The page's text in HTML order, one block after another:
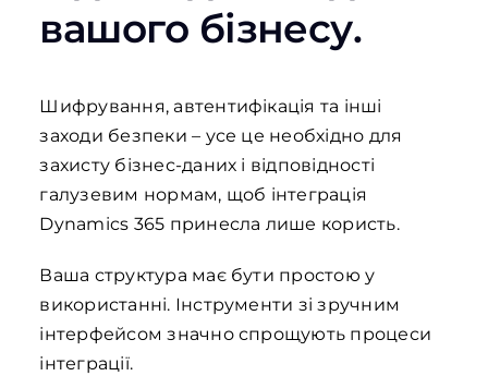
вашого бізнесу.
Шифрування, автентифікація та інші
заходи безпеки – усе це необхідно для
захисту бізнес-даних і відповідності
галузевим нормам, щоб інтеграція
Dynamics 365 принесла лише користь.
Ваша структура має бути простою у
використанні. Інструменти зі зручним
інтерфейсом значно спрощують процеси
інтеграції.